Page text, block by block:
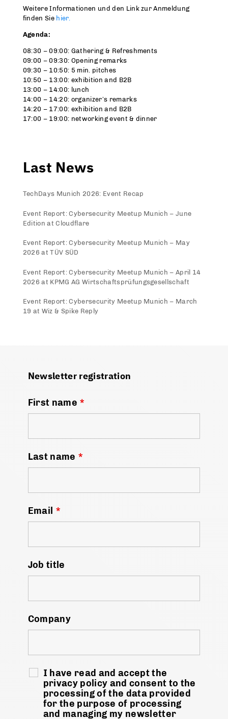
Weitere Informationen und den Link zur Anmeldung
finden Sie hier.
Agenda:
08:30 – 09:00: Gathering & Refreshments
09:00 – 09:30: Opening remarks
09:30 – 10:50: 5 min. pitches
10:50 – 13:00: exhibition and B2B
13:00 – 14:00: lunch
14:00 – 14:20: organizer’s remarks
14:20 – 17:00: exhibition and B2B
17:00 – 19:00: networking event & dinner
Last News
TechDays Munich 2026: Event Recap
Event Report: Cybersecurity Meetup Munich – June
Edition at Cloudflare
Event Report: Cybersecurity Meetup Munich – May
2026 at TÜV SÜD
Event Report: Cybersecurity Meetup Munich – April 14
2026 at KPMG AG Wirtschaftsprüfungsgesellschaft
Event Report: Cybersecurity Meetup Munich – March
19 at Wiz & Spike Reply
Newsletter registration
First name *
Last name *
Email *
Job title
Company
I have read and accept the
privacy policy and consent to the
processing of the data provided
for the purpose of processing
and managing my newsletter